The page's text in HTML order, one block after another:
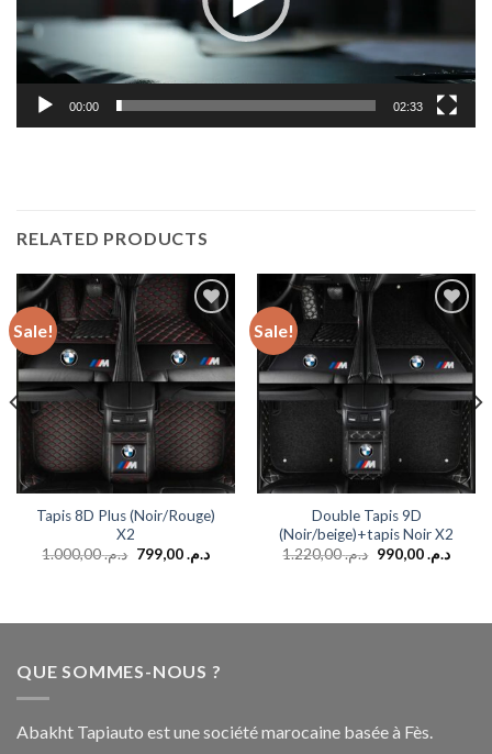
00:00 02:33
RELATED PRODUCTS
Sale!
Add to
wishlist
Tapis 8D Plus (Noir/Rouge)
X2
د.م.1.000,00 د.م.799,00
Sale!
wishlist
Double Tapis 9D
(Noir/beige)+tapis Noir X2
د.م.1.220,00 د.م.990,00
QUE SOMMES-NOUS ?
Abakht Tapiauto est une société marocaine basée à Fès.